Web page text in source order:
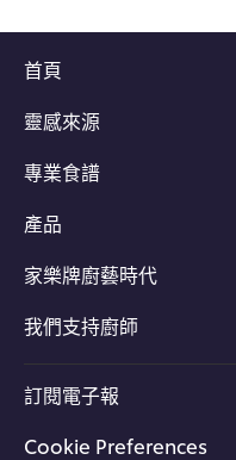
首頁
靈感來源
專業食譜
產品
家樂牌廚藝時代
我們支持廚師
訂閱電子報
Cookie Preferences